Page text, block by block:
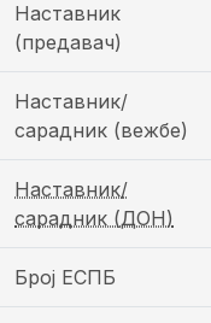
Наставник
(предавач)
Наставник/
сарадник (вежбе)
Наставник/
сарадник (ДОН)
Број ЕСПБ